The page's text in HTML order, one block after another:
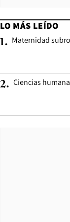
LO MÁS LEÍDO
1. Maternidad
2. Ciencias